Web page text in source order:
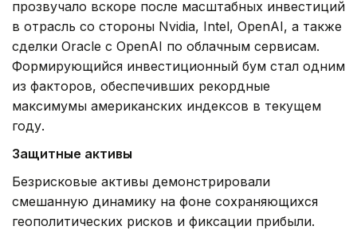
прозвучало вскоре после масштабных инвестиций
в отрасль со стороны Nvidia, Intel, OpenAI, а также
сделки Oracle с OpenAI по облачным сервисам.
Формирующийся инвестиционный бум стал одним
из факторов, обеспечивших рекордные
максимумы американских индексов в текущем
году.
Защитные активы
Безрисковые активы демонстрировали
смешанную динамику на фоне сохраняющихся
геополитических рисков и фиксации прибыли.